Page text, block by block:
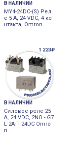
В НАЛИЧИИ
MY4-24DC-(S) Рел
е 5 А, 24 VDC, 4 ко
нтакта, Omron
1 223₽
В НАЛИЧИИ
Силовое реле 25
A, 24 VDC, 2NO - G7
L-2A-T 24DC Omro
n